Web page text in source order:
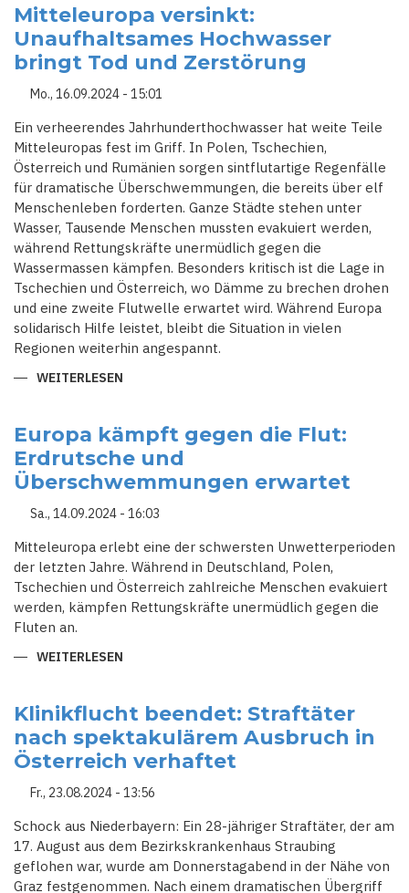
FLUT:
SCHULDZUWEISUNGEN
UND
POLITISCHE
SPANNUNGEN
IN
ITALIEN
Mitteleuropa versinkt:
Unaufhaltsames Hochwasser
bringt Tod und Zerstörung
Mo., 16.09.2024 - 15:01
Ein verheerendes Jahrhunderthochwasser hat weite Teile
Mitteleuropas fest im Griff. In Polen, Tschechien,
Österreich und Rumänien sorgen sintflutartige Regenfälle
für dramatische Überschwemmungen, die bereits über elf
Menschenleben forderten. Ganze Städte stehen unter
Wasser, Tausende Menschen mussten evakuiert werden,
während Rettungskräfte unermüdlich gegen die
Wassermassen kämpfen. Besonders kritisch ist die Lage in
Tschechien und Österreich, wo Dämme zu brechen drohen
und eine zweite Flutwelle erwartet wird. Während Europa
solidarisch Hilfe leistet, bleibt die Situation in vielen
Regionen weiterhin angespannt.
WEITERLESEN
HOCHWASSER
BRINGT
TOD
UND
ZERSTÖRUNG
Europa kämpft gegen die Flut:
Erdrutsche und
Überschwemmungen erwartet
Sa., 14.09.2024 - 16:03
Mitteleuropa erlebt eine der schwersten Unwetterperioden
der letzten Jahre. Während in Deutschland, Polen,
Tschechien und Österreich zahlreiche Menschen evakuiert
werden, kämpfen Rettungskräfte unermüdlich gegen die
Fluten an.
WEITERLESEN
DIE
FLUT:
ERDRUTSCHE
UND
ÜBERSCHWEMMUNGEN
ERWARTET
Klinikflucht beendet: Straftäter
nach spektakulärem Ausbruch in
Österreich verhaftet
Fr., 23.08.2024 - 13:56
Schock aus Niederbayern: Ein 28-jähriger Straftäter, der am
17. August aus dem Bezirkskrankenhaus Straubing
geflohen war, wurde am Donnerstagabend in der Nähe von
Graz festgenommen. Nach einem dramatischen Übergriff